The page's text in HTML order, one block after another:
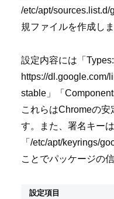
/etc/apt/
規ファイルを作成しま
設定内容には「
https://dl.google.com/
stable」「
これらはChromeの
す。また、署名キー
「/etc/apt/keyrings/
ことでパッケージの
設定項目